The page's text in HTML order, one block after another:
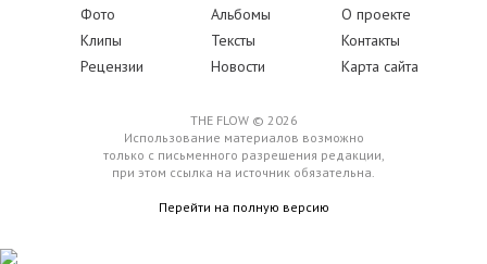
Фото Альбомы
О проекте
Клипы
Тексты
Контакты
Рецензии
Новости Карта сайта
THE FLOW © 2026
Использование материалов возможно
только с письменного разрешения редакции,
при этом ссылка на источник обязательна.
Перейти на полную версию